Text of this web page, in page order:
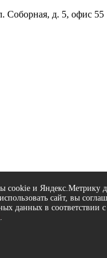
cookie и Яндекс.Метрику
сайт, вы
данных в соответствии с
.
Соборная, д. 5, офис 55